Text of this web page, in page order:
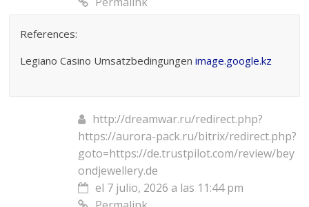
References:
Legiano Casino Umsatzbedingungenimage.google.kz
http://dreamwar.ru/redirect.php?
https://aurora-pack.ru/bitrix/redirect.php?
goto=https://de.trustpilot.com/review/bey
ondjewellery.de
el 7 julio, 2026 a las 11:44 pm